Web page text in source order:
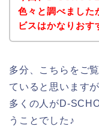
色々と調べまし
ビスはかなりおす
多分、こちらをご
ていると思います
多くの人がD-
うことでした♪